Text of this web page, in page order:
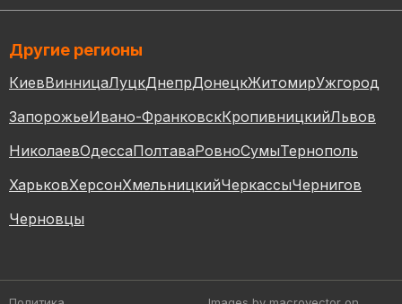
Другие регионы
КиевВинницаЛуцкДнепрДонецкЖитомирУжгород
ЗапорожьеИвано-ФранковскКропивницкийЛьвов
НиколаевОдессаПолтаваРовноСумыТернополь
ХарьковХерсонХмельницкийЧеркассыЧернигов
Черновцы